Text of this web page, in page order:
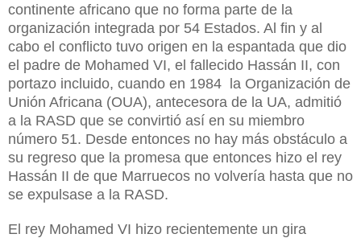
continente africano que no forma parte de la
organización integrada por 54 Estados. Al fin y al
cabo el conflicto tuvo origen en la espantada que dio
el padre de Mohamed VI, el fallecido Hassán II, con
portazo incluido, cuando en 1984 la Organización de
Unión Africana (OUA), antecesora de la UA, admitió
a la RASD que se convirtió así en su miembro
número 51. Desde entonces no hay más obstáculo a
su regreso que la promesa que entonces hizo el rey
Hassán II de que Marruecos no volvería hasta que no
se expulsase a la RASD.
El rey Mohamed VI hizo recientemente un gira